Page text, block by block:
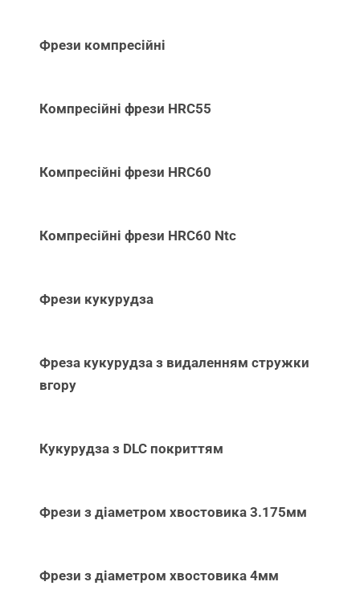
Фрези компресійні
Компресійні фрези HRC55
Компресійні фрези HRC60
Компресійні фрези HRC60 Ntc
Фрези кукурудза
Фреза кукурудза з видаленням стружки
вгору
Кукурудза з DLC покриттям
Фрези з діаметром хвостовика 3.175мм
Фрези з діаметром хвостовика 4мм